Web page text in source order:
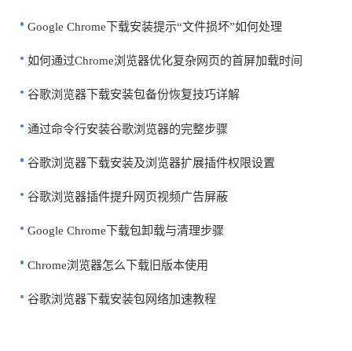
Google Chrome下载安装提示“文件损坏”如何处理
如何通过Chrome浏览器优化复杂网页的首屏加载时间
谷歌浏览器下载安装包备份恢复技巧详解
通过命令行安装谷歌浏览器的完整步骤
谷歌浏览器下载安装及浏览器扩展插件权限设置
谷歌浏览器插件提升网页视频广告屏蔽
Google Chrome下载包卸载与清理步骤
Chrome浏览器怎么下载旧版本使用
谷歌浏览器下载安装包网络加速教程